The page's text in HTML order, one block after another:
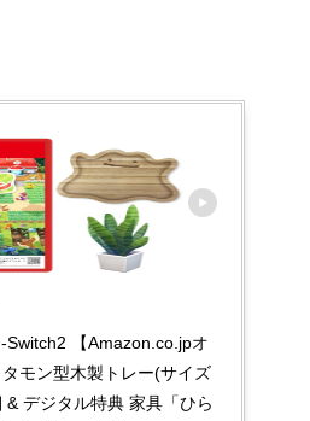
Switch2 【Amazon.co.jpオ
モン型木製トレー(サイズ
デジタル特典 家具「ひら